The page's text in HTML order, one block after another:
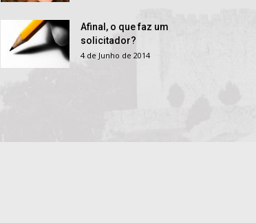
Afinal, o que faz um
solicitador?
4 de Junho de 2014